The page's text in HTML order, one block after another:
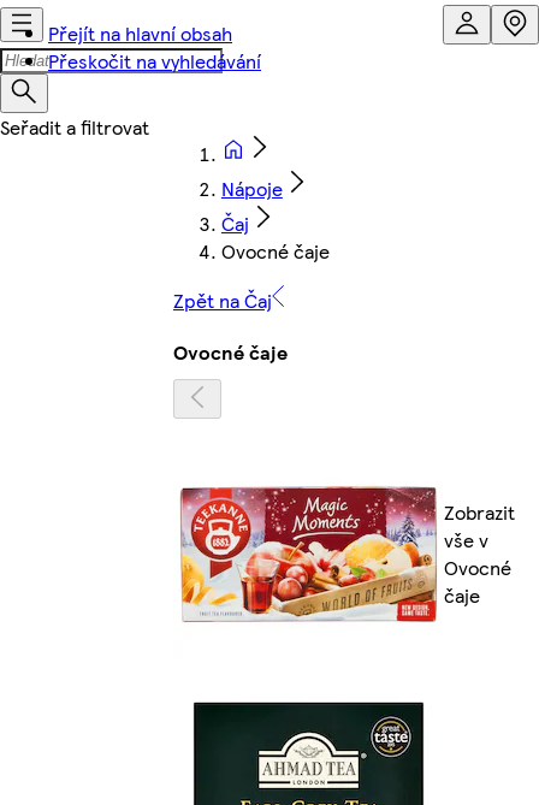
Přejít na hlavní obsah
Přeskočit na vyhledávání
Nápoje
Čaj
Ovocné čaje
Zpět na Čaj
Ovocné čaje
Zobrazit
vše v
Ovocné
čaje